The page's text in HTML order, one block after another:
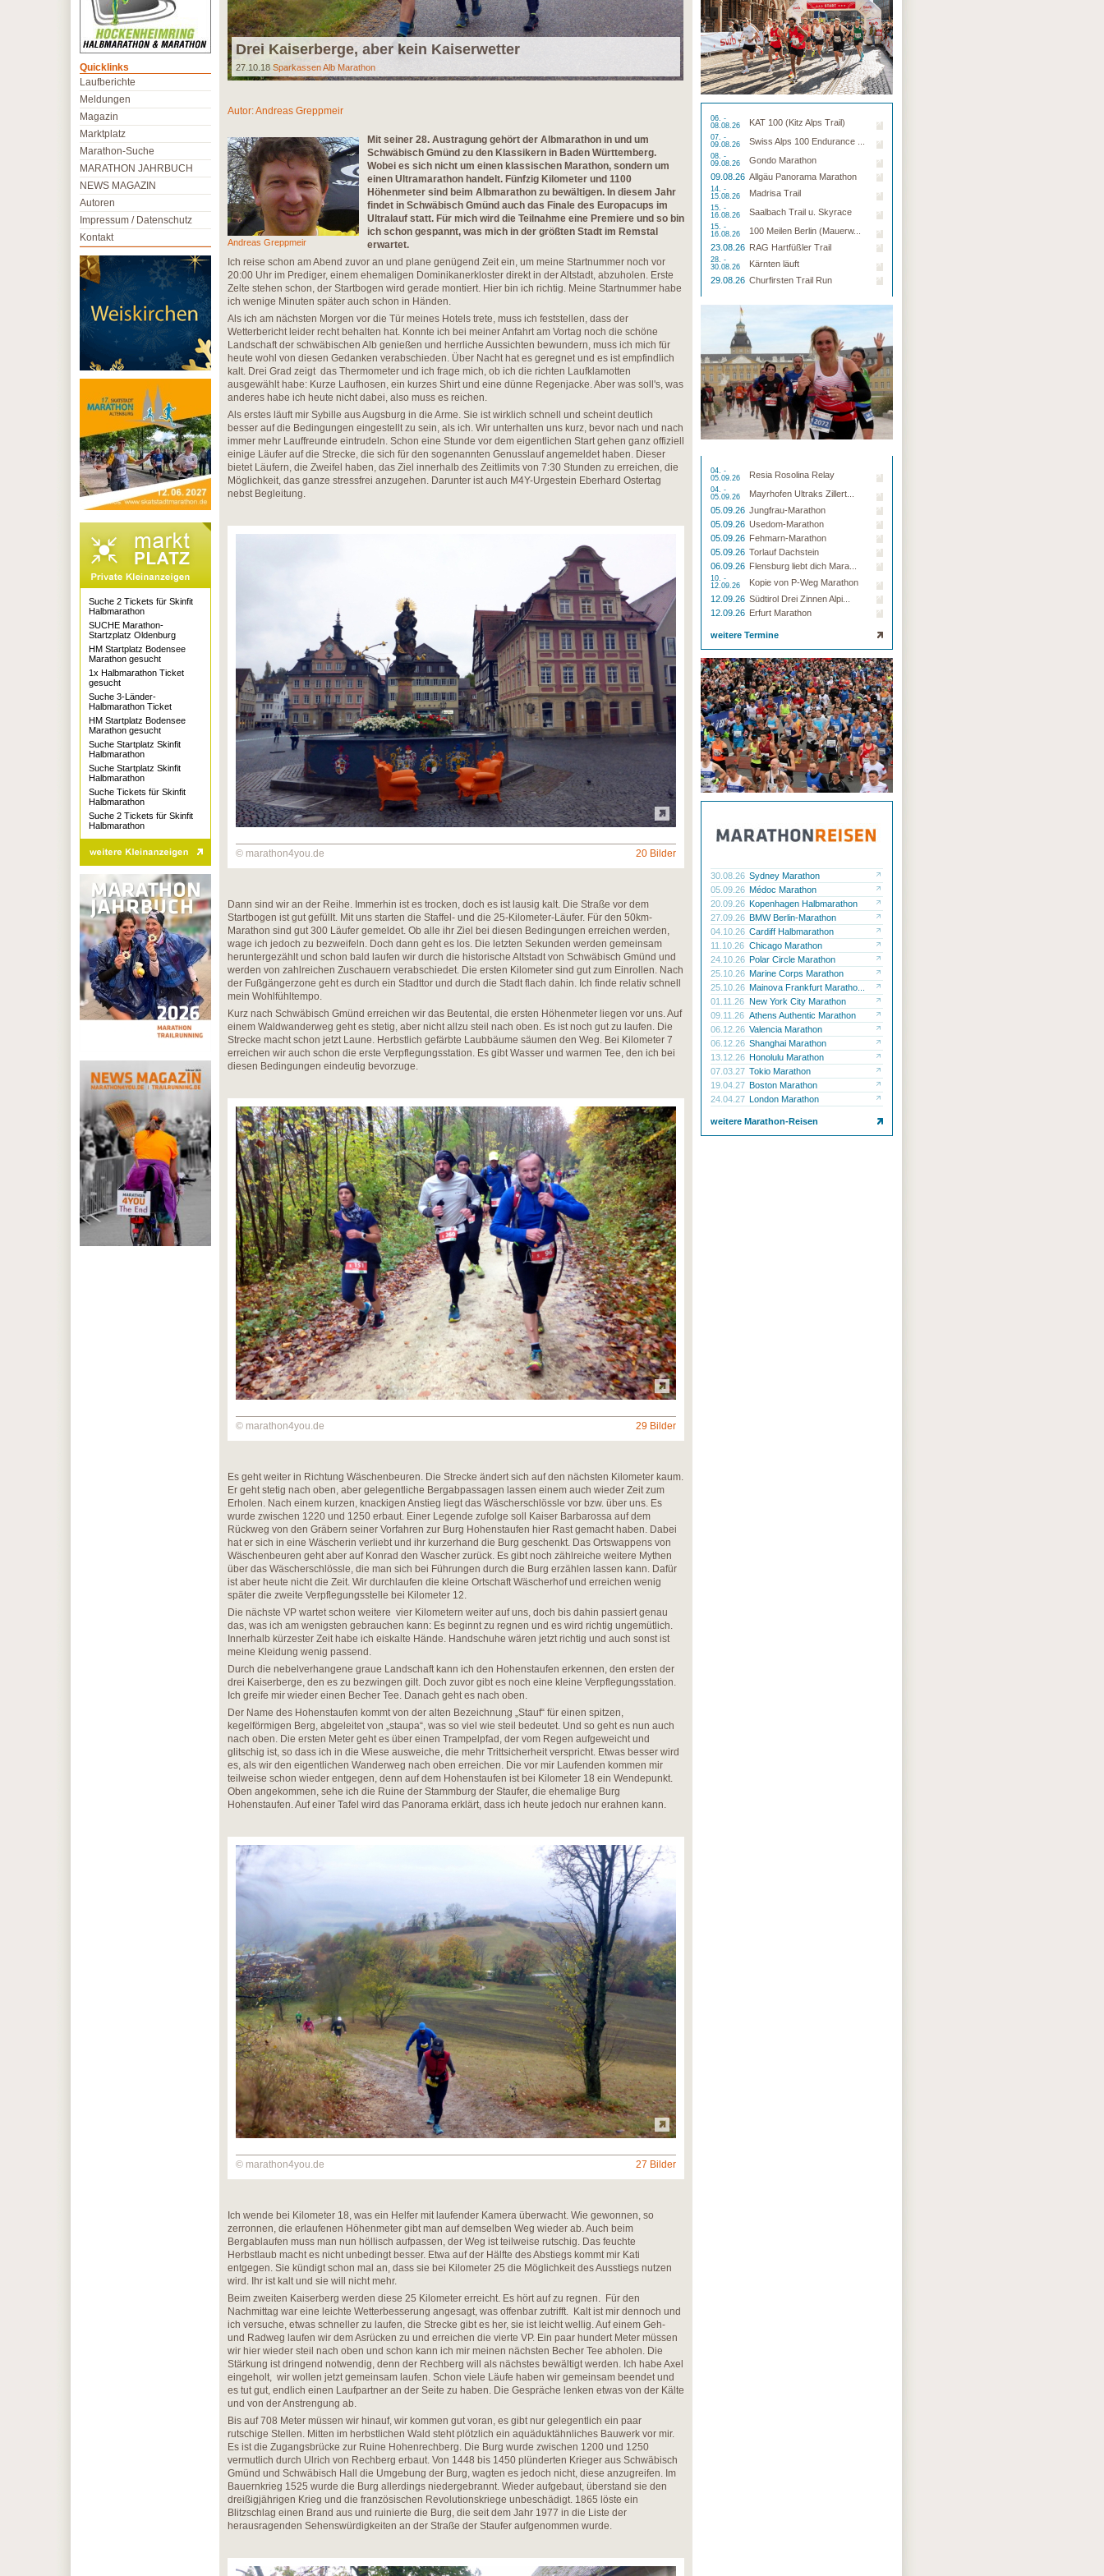
Drei Kaiserberge, aber kein Kaiserwetter
27.10.18 Sparkassen Alb Marathon
Autor:Andreas Greppmeir
Andreas Greppmeir
Mit seiner 28. Austragung gehört der Albmarathon in und um
Schwäbisch Gmünd zu den Klassikern in Baden Württemberg.
Wobei es sich nicht um einen klassischen Marathon, sondern um
einen Ultramarathon handelt. Fünfzig Kilometer und 1100
Höhenmeter sind beim Albmarathon zu bewältigen. In diesem Jahr
findet in Schwäbisch Gmünd auch das Finale des Europacups im
Ultralauf statt. Für mich wird die Teilnahme eine Premiere und so bin
ich schon gespannt, was mich in der größten Stadt im Remstal
erwartet.
Ich reise schon am Abend zuvor an und plane genügend Zeit ein, um meine Startnummer noch vor
20:00 Uhr im Prediger, einem ehemaligen Dominikanerkloster direkt in der Altstadt, abzuholen. Erste
Zelte stehen schon, der Startbogen wird gerade montiert. Hier bin ich richtig. Meine Startnummer habe
ich wenige Minuten später auch schon in Händen.
Als ich am nächsten Morgen vor die Tür meines Hotels trete, muss ich feststellen, dass der
Wetterbericht leider recht behalten hat. Konnte ich bei meiner Anfahrt am Vortag noch die schöne
Landschaft der schwäbischen Alb genießen und herrliche Aussichten bewundern, muss ich mich für
heute wohl von diesen Gedanken verabschieden. Über Nacht hat es geregnet und es ist empfindlich
kalt. Drei Grad zeigt das Thermometer und ich frage mich, ob ich die richten Laufklamotten
ausgewählt habe: Kurze Laufhosen, ein kurzes Shirt und eine dünne Regenjacke. Aber was soll's, was
anderes habe ich heute nicht dabei, also muss es reichen.
Als erstes läuft mir Sybille aus Augsburg in die Arme. Sie ist wirklich schnell und scheint deutlich
besser auf die Bedingungen eingestellt zu sein, als ich. Wir unterhalten uns kurz, bevor nach und nach
immer mehr Lauffreunde eintrudeln. Schon eine Stunde vor dem eigentlichen Start gehen ganz offiziell
einige Läufer auf die Strecke, die sich für den sogenannten Genusslauf angemeldet haben. Dieser
bietet Läufern, die Zweifel haben, das Ziel innerhalb des Zeitlimits von 7:30 Stunden zu erreichen, die
Möglichkeit, das ganze stressfrei anzugehen. Darunter ist auch M4Y-Urgestein Eberhard Ostertag
nebst Begleitung.
© marathon4you.de 20 Bilder
Dann sind wir an der Reihe. Immerhin ist es trocken, doch es ist lausig kalt. Die Straße vor dem
Startbogen ist gut gefüllt. Mit uns starten die Staffel- und die 25-Kilometer-Läufer. Für den 50km-
Marathon sind gut 300 Läufer gemeldet. Ob alle ihr Ziel bei diesen Bedingungen erreichen werden,
wage ich jedoch zu bezweifeln. Doch dann geht es los. Die letzten Sekunden werden gemeinsam
heruntergezählt und schon bald laufen wir durch die historische Altstadt von Schwäbisch Gmünd und
werden von zahlreichen Zuschauern verabschiedet. Die ersten Kilometer sind gut zum Einrollen. Nach
der Fußgängerzone geht es durch ein Stadttor und durch die Stadt flach dahin. Ich finde relativ schnell
mein Wohlfühltempo.
Kurz nach Schwäbisch Gmünd erreichen wir das Beutental, die ersten Höhenmeter liegen vor uns. Auf
einem Waldwanderweg geht es stetig, aber nicht allzu steil nach oben. Es ist noch gut zu laufen. Die
Strecke macht schon jetzt Laune. Herbstlich gefärbte Laubbäume säumen den Weg. Bei Kilometer 7
erreichen wir auch schon die erste Verpflegungsstation. Es gibt Wasser und warmen Tee, den ich bei
diesen Bedingungen eindeutig bevorzuge.
© marathon4you.de 29 Bilder
Es geht weiter in Richtung Wäschenbeuren. Die Strecke ändert sich auf den nächsten Kilometer kaum.
Er geht stetig nach oben, aber gelegentliche Bergabpassagen lassen einem auch wieder Zeit zum
Erholen. Nach einem kurzen, knackigen Anstieg liegt das Wäscherschlössle vor bzw. über uns. Es
wurde zwischen 1220 und 1250 erbaut. Einer Legende zufolge soll Kaiser Barbarossa auf dem
Rückweg von den Gräbern seiner Vorfahren zur Burg Hohenstaufen hier Rast gemacht haben. Dabei
hat er sich in eine Wäscherin verliebt und ihr kurzerhand die Burg geschenkt. Das Ortswappens von
Wäschenbeuren geht aber auf Konrad den Wascher zurück. Es gibt noch zählreiche weitere Mythen
über das Wäscherschlössle, die man sich bei Führungen durch die Burg erzählen lassen kann. Dafür
ist aber heute nicht die Zeit. Wir durchlaufen die kleine Ortschaft Wäscherhof und erreichen wenig
später die zweite Verpflegungsstelle bei Kilometer 12.
Die nächste VP wartet schon weitere vier Kilometern weiter auf uns, doch bis dahin passiert genau
das, was ich am wenigsten gebrauchen kann: Es beginnt zu regnen und es wird richtig ungemütlich.
Innerhalb kürzester Zeit habe ich eiskalte Hände. Handschuhe wären jetzt richtig und auch sonst ist
meine Kleidung wenig passend.
Durch die nebelverhangene graue Landschaft kann ich den Hohenstaufen erkennen, den ersten der
drei Kaiserberge, den es zu bezwingen gilt. Doch zuvor gibt es noch eine kleine Verpflegungsstation.
Ich greife mir wieder einen Becher Tee. Danach geht es nach oben.
Der Name des Hohenstaufen kommt von der alten Bezeichnung „Stauf“ für einen spitzen,
kegelförmigen Berg, abgeleitet von „staupa“, was so viel wie steil bedeutet. Und so geht es nun auch
nach oben. Die ersten Meter geht es über einen Trampelpfad, der vom Regen aufgeweicht und
glitschig ist, so dass ich in die Wiese ausweiche, die mehr Trittsicherheit verspricht. Etwas besser wird
es, als wir den eigentlichen Wanderweg nach oben erreichen. Die vor mir Laufenden kommen mir
teilweise schon wieder entgegen, denn auf dem Hohenstaufen ist bei Kilometer 18 ein Wendepunkt.
Oben angekommen, sehe ich die Ruine der Stammburg der Staufer, die ehemalige Burg
Hohenstaufen. Auf einer Tafel wird das Panorama erklärt, dass ich heute jedoch nur erahnen kann.
© marathon4you.de 27 Bilder
Ich wende bei Kilometer 18, was ein Helfer mit laufender Kamera überwacht. Wie gewonnen, so
zerronnen, die erlaufenen Höhenmeter gibt man auf demselben Weg wieder ab. Auch beim
Bergablaufen muss man nun höllisch aufpassen, der Weg ist teilweise rutschig. Das feuchte
Herbstlaub macht es nicht unbedingt besser. Etwa auf der Hälfte des Abstiegs kommt mir Kati
entgegen. Sie kündigt schon mal an, dass sie bei Kilometer 25 die Möglichkeit des Ausstiegs nutzen
wird. Ihr ist kalt und sie will nicht mehr.
Beim zweiten Kaiserberg werden diese 25 Kilometer erreicht. Es hört auf zu regnen. Für den
Nachmittag war eine leichte Wetterbesserung angesagt, was offenbar zutrifft. Kalt ist mir dennoch und
ich versuche, etwas schneller zu laufen, die Strecke gibt es her, sie ist leicht wellig. Auf einem Geh-
und Radweg laufen wir dem Asrücken zu und erreichen die vierte VP. Ein paar hundert Meter müssen
wir hier wieder steil nach oben und schon kann ich mir meinen nächsten Becher Tee abholen. Die
Stärkung ist dringend notwendig, denn der Rechberg will als nächstes bewältigt werden. Ich habe Axel
eingeholt, wir wollen jetzt gemeinsam laufen. Schon viele Läufe haben wir gemeinsam beendet und
es tut gut, endlich einen Laufpartner an der Seite zu haben. Die Gespräche lenken etwas von der Kälte
und von der Anstrengung ab.
Bis auf 708 Meter müssen wir hinauf, wir kommen gut voran, es gibt nur gelegentlich ein paar
rutschige Stellen. Mitten im herbstlichen Wald steht plötzlich ein aquäduktähnliches Bauwerk vor mir.
Es ist die Zugangsbrücke zur Ruine Hohenrechberg. Die Burg wurde zwischen 1200 und 1250
vermutlich durch Ulrich von Rechberg erbaut. Von 1448 bis 1450 plünderten Krieger aus Schwäbisch
Gmünd und Schwäbisch Hall die Umgebung der Burg, wagten es jedoch nicht, diese anzugreifen. Im
Bauernkrieg 1525 wurde die Burg allerdings niedergebrannt. Wieder aufgebaut, überstand sie den
dreißigjährigen Krieg und die französischen Revolutionskriege unbeschädigt. 1865 löste ein
Blitzschlag einen Brand aus und ruinierte die Burg, die seit dem Jahr 1977 in die Liste der
herausragenden Sehenswürdigkeiten an der Straße der Staufer aufgenommen wurde.
06. -
08.08.26
KAT 100 (Kitz Alps Trail)
07. -
09.08.26
Swiss Alps 100 Endurance ...
08. -
09.08.26
Gondo Marathon
09.08.26 Allgäu Panorama Marathon
14. -
15.08.26
Madrisa Trail
15. -
16.08.26
Saalbach Trail u. Skyrace
15. -
16.08.26
100 Meilen Berlin (Mauerw...
23.08.26 RAG Hartfüßler Trail
28. -
30.08.26
Kärnten läuft
29.08.26 Churfirsten Trail Run
04. -
05.09.26
Resia Rosolina Relay
04. -
05.09.26
Mayrhofen Ultraks Zillert...
05.09.26 Jungfrau-Marathon
05.09.26 Usedom-Marathon
05.09.26 Fehmarn-Marathon
05.09.26 Torlauf Dachstein
06.09.26 Flensburg liebt dich Mara...
10. -
12.09.26
Kopie von P-Weg Marathon
12.09.26 Südtirol Drei Zinnen Alpi...
12.09.26 Erfurt Marathon
weitere Termine
30.08.26 Sydney Marathon
05.09.26 Médoc Marathon
20.09.26 Kopenhagen Halbmarathon
27.09.26 BMW Berlin-Marathon
04.10.26 Cardiff Halbmarathon
11.10.26 Chicago Marathon
24.10.26 Polar Circle Marathon
25.10.26 Marine Corps Marathon
25.10.26 Mainova Frankfurt Maratho...
01.11.26 New York City Marathon
09.11.26 Athens Authentic Marathon
06.12.26 Valencia Marathon
06.12.26 Shanghai Marathon
13.12.26 Honolulu Marathon
07.03.27 Tokio Marathon
19.04.27 Boston Marathon
24.04.27 London Marathon
weitere Marathon-Reisen
Quicklinks
Laufberichte
Meldungen
Magazin
Marktplatz
Marathon-Suche
MARATHON JAHRBUCH
NEWS MAGAZIN
Autoren
Impressum / Datenschutz
Kontakt
Suche 2 Tickets für Skinfit
Halbmarathon
SUCHE Marathon-
Startzplatz Oldenburg
HM Startplatz Bodensee
Marathon gesucht
1x Halbmarathon Ticket
gesucht
Suche 3-Länder-
Halbmarathon Ticket
HM Startplatz Bodensee
Marathon gesucht
Suche Startplatz Skinfit
Halbmarathon
Suche Startplatz Skinfit
Halbmarathon
Suche Tickets für Skinfit
Halbmarathon
Suche 2 Tickets für Skinfit
Halbmarathon